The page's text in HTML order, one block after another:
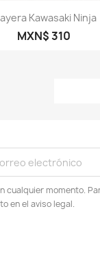
Vista rápida
Kawasaki Ninja
MXN$ 310
cualquier momento.
en el aviso legal.